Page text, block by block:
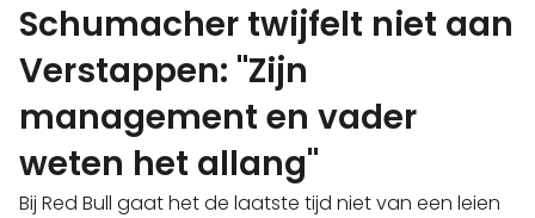
Schumacher twijfelt niet aan
Verstappen: "Zijn
management en vader
weten het allang"
Bij Red Bull gaat het de laatste tijd niet van een leien